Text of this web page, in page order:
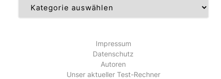
Impressum
Datenschutz
Autoren
Unser aktueller Test-Rechner